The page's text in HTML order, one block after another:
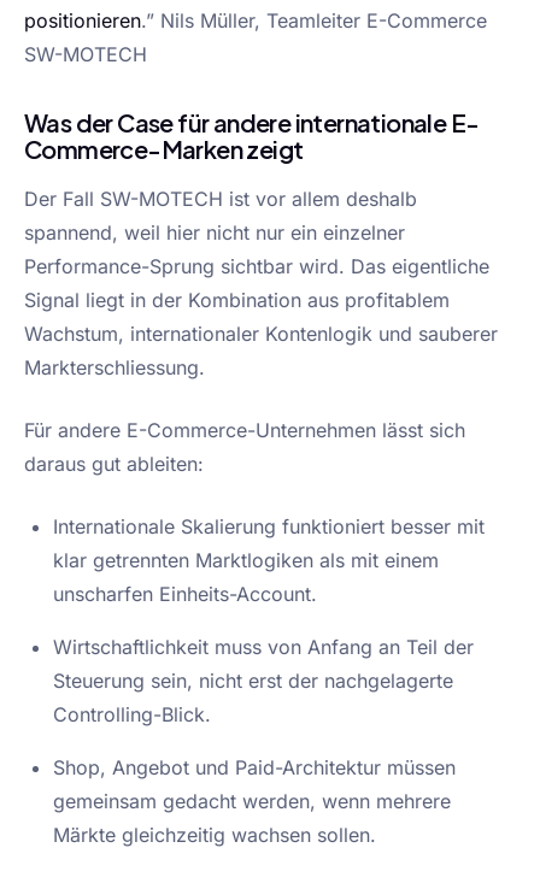
positionieren.” Nils Müller, Teamleiter E-Commerce
SW-MOTECH
Was der Case für andere internationale E-
Commerce-Marken zeigt
Der Fall SW-MOTECH ist vor allem deshalb
spannend, weil hier nicht nur ein einzelner
Performance-Sprung sichtbar wird. Das eigentliche
Signal liegt in der Kombination aus profitablem
Wachstum, internationaler Kontenlogik und sauberer
Markterschliessung.
Für andere E-Commerce-Unternehmen lässt sich
daraus gut ableiten:
Internationale Skalierung funktioniert besser mit
klar getrennten Marktlogiken als mit einem
unscharfen Einheits-Account.
Wirtschaftlichkeit muss von Anfang an Teil der
Steuerung sein, nicht erst der nachgelagerte
Controlling-Blick.
Shop, Angebot und Paid-Architektur müssen
gemeinsam gedacht werden, wenn mehrere
Märkte gleichzeitig wachsen sollen.